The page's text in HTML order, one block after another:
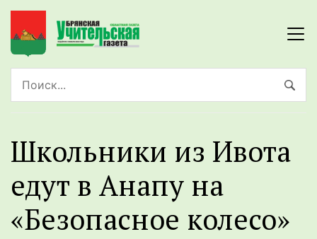
Школьники из Ивота
едут в Анапу на
«Безопасное колесо»